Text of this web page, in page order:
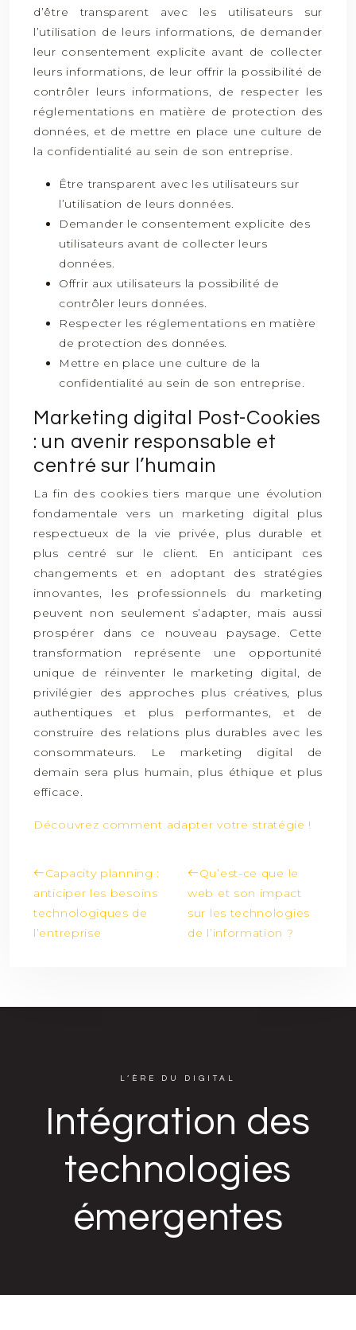
d’être transparent avec les utilisateurs sur
l’utilisation de leurs informations, de demander
leur consentement explicite avant de collecter
leurs informations, de leur offrir la possibilité de
contrôler leurs informations, de respecter les
réglementations en matière de protection des
données, et de mettre en place une culture de
la confidentialité au sein de son entreprise.
Être transparent avec les utilisateurs sur
l’utilisation de leurs données.
Demander le consentement explicite des
utilisateurs avant de collecter leurs
données.
Offrir aux utilisateurs la possibilité de
contrôler leurs données.
Respecter les réglementations en matière
de protection des données.
Mettre en place une culture de la
confidentialité au sein de son entreprise.
Marketing digital Post-Cookies
: un avenir responsable et
centré sur l’humain
La fin des cookies tiers marque une évolution
fondamentale vers un marketing digital plus
respectueux de la vie privée, plus durable et
plus centré sur le client. En anticipant ces
changements et en adoptant des stratégies
innovantes, les professionnels du marketing
peuvent non seulement s’adapter, mais aussi
prospérer dans ce nouveau paysage. Cette
transformation représente une opportunité
unique de réinventer le marketing digital, de
privilégier des approches plus créatives, plus
authentiques et plus performantes, et de
construire des relations plus durables avec les
consommateurs. Le marketing digital de
demain sera plus humain, plus éthique et plus
efficace.
Découvrez comment adapter votre stratégie !
Capacity planning :
anticiper les besoins
technologiques de
l’entreprise
Qu’est-ce que le
web et son impact
sur les technologies
de l’information ?
L’ÈRE DU DIGITAL
Intégration des
technologies
émergentes